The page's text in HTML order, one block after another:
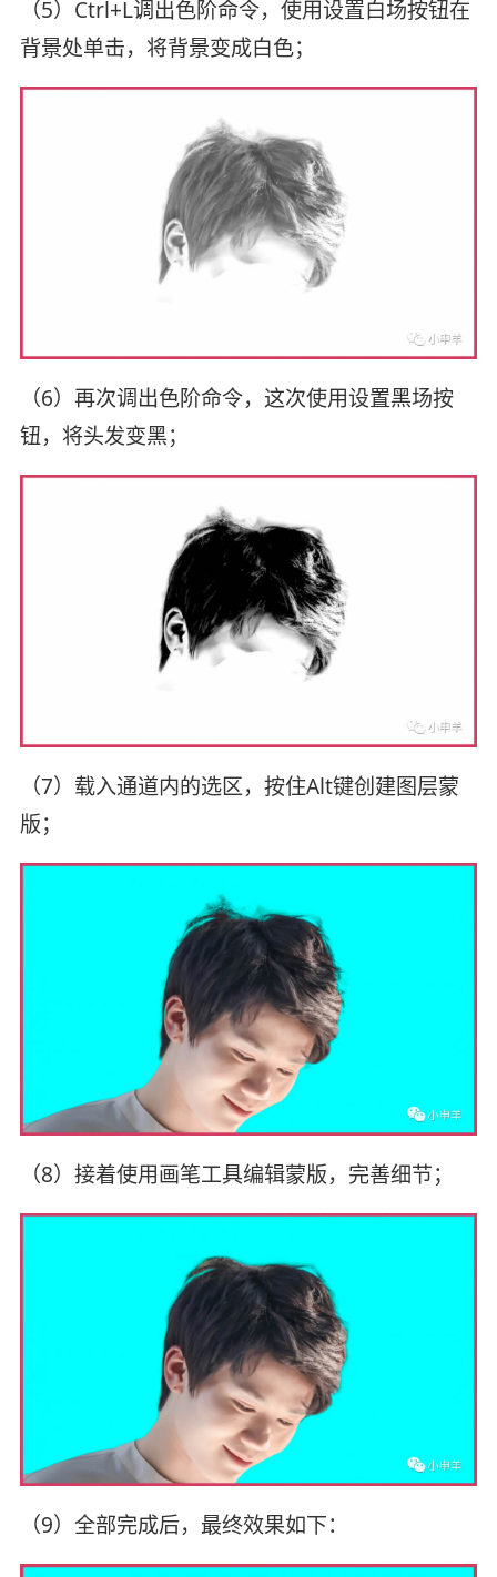
（5）Ctrl+L调出色阶命令，使用设置白场按钮在
背景处单击，将背景变成白色；
（6）再次调出色阶命令，这次使用设置黑场按
钮，将头发变黑；
（7）载入通道内的选区，按住Alt键创建图层蒙
版；
（8）接着使用画笔工具编辑蒙版，完善细节；
（9）全部完成后，最终效果如下：